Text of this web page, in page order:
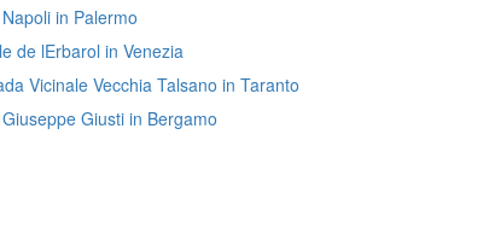
in Palermo
de lErbarol in Venezia
Vicinale Vecchia Talsano in Taranto
Giusti in Bergamo